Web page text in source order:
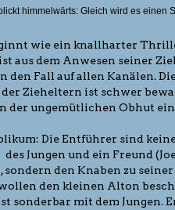
himmelwärts: Gleich wird es einen
wie ein knallharter
aus dem Anwesen seiner
den Fall auf allen Kanälen.
der Zieheltern ist schwer
der ungemütlichen Obhut
Die Entführer sind
Jungen und ein Freund
sondern den Knaben zu
den kleinen Alton
sonderbar mit dem Jungen.